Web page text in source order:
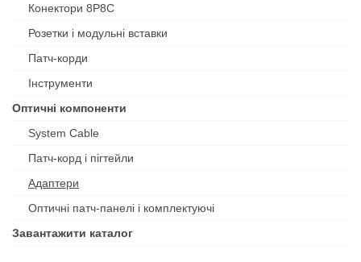
Конектори 8P8C
Розетки і модульні вставки
Патч-корди
Інструменти
Оптичні компоненти
System Cable
Патч-корд і пігтейли
Адаптери
Оптичні патч-панелі і комплектуючі
Завантажити каталог